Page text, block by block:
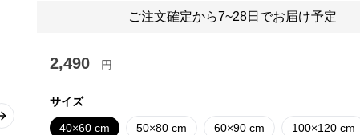
Next slide
ご注文確定から7~28日でお届け予定
2,490 円
サイズ
40×60 cm 50×80 cm 60×90 cm 100×120 cm